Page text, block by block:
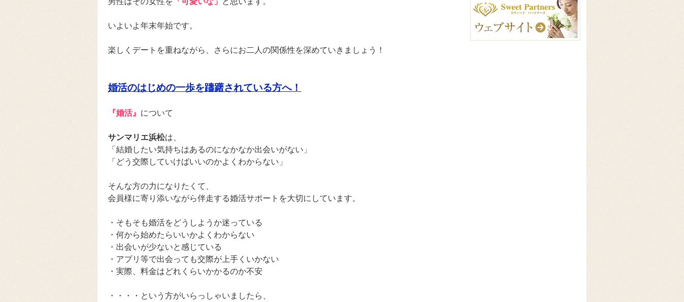
いよいよ年末年始です。
楽しくデートを重ねながら、さらにお二人の関係性を深めていきましょう！
婚活のはじめの一歩を躊躇されている方へ！
『婚活』 について
サンマリエ浜松は、
「結婚したい気持ちはあるのになかなか出会いがない」
「どう交際していけばいいのかよくわからない」
そんな方の力になりたくて、
会員様に寄り添いながら伴走する婚活サポートを大切にしています。
・そもそも婚活をどうしようか迷っている
・何から始めたらいいかよくわからない
・出会いが少ないと感じている
・アプリ等で出会っても交際が上手くいかない
・実際、料金はどれくらいかかるのか不安
・・・・という方がいらっしゃいましたら、